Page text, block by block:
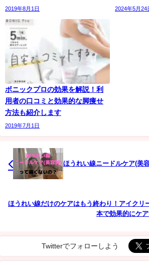
2019年8月1日 2024年5月24
ボニックプロの効果を解説！利
用者の口コミと効果的な脚痩せ
方法も紹介します
2019年7月1日
ほうれい線ニードルケア(美
ほうれい線だけのケアはもう終わり！アイクリ
本で効果的にケ
Twitterでフォローしよう